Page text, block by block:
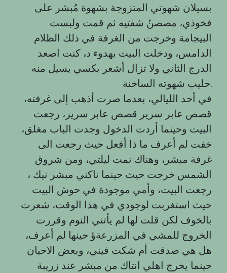
بسيلان شهوتي المتزوجة بشهوة مُبشر على
فخوذي، مصصنُ شفتيه ثم قمت ولبست
البيجامة وخرجت من الغرفة في ذلك الظلام
الدامس، ودخلت البيت بهدوء د، كنت اصعد
الدرج الثاني ولا تزال أشعر بكسي يسيل منه
حليب شهوته الساخنة.
في أحد الليالي، بعدما صرت أذهب إلى غرفته،
قصص عابر سرير قصص عابر سرير، رجعت
البيت وحينما أردت الدخول وجدت الباب مغلق،
خفت لم أعرف ما ذا أفعل حيث رجعت الى
غرفة مبشر، وهناك نمت ليلتي، ومن شروق
الشمس خرجت حيث حينما ناكني مبشر نيك ،
رجعت البيت، وأمي موجودة في حوش البيت
حيث استغربت لوجودي في هذا الوقت، شعرت
بالخوف لكن قلت لها لم يأتني النوم وقررت
الخروج للمشي في المزرعةؤ حينها لم أعرف،
هل هي صدقت أم شكت فيني، وبعض الاحيان
حينما يخرج اهلي انتاك من مبشر عند زريبة